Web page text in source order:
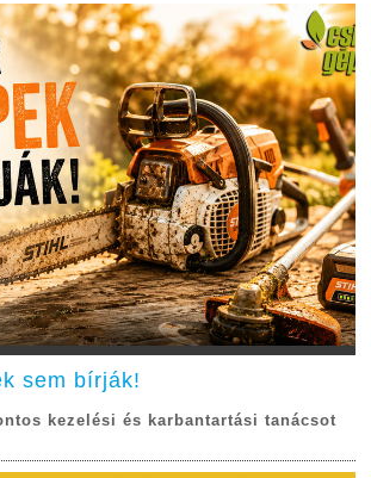
sem bírják!
kezelési és karbantartási tanácsot